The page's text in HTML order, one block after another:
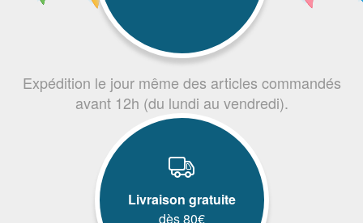
Expédition le jour même des articles commandés
avant 12h (du lundi au vendredi).
Livraison gratuite
dès 80€